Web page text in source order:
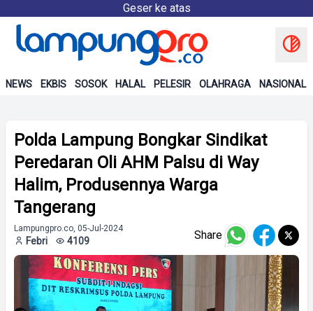
Geser ke atas
NEWS EKBIS SOSOK HALAL PELESIR OLAHRAGA NASIONAL
Polda Lampung Bongkar Sindikat
Peredaran Oli AHM Palsu di Way
Halim, Produsennya Warga
Tangerang
Lampungpro.co, 05-Jul-2024
Febri 4109 Share